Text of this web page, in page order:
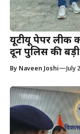
यूटीयू पेपर लीक
दून पुलिस की बड़ी
By Naveen Joshi—July